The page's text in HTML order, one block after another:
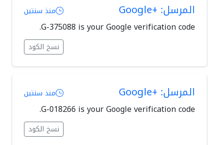
المرسل: +Google منذ سنتين
G-375088 is your Google verification code.
نسخ الكود
المرسل: +Google منذ سنتين
G-018266 is your Google verification code.
نسخ الكود